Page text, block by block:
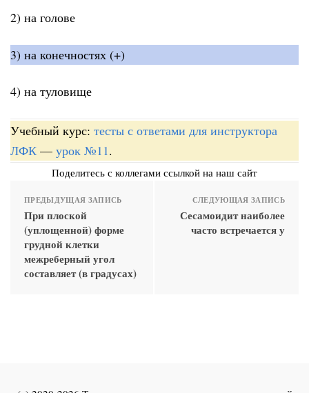
2) на голове
3) на конечностях (+)
4) на туловище
Учебный курс: тесты с ответами для инструктора
ЛФК — урок №11.
Поделитесь с коллегами ссылкой на наш сайт
ПРЕДЫДУЩАЯ ЗАПИСЬ
При плоской
(уплощенной) форме
грудной клетки
межреберный угол
составляет (в градусах)
СЛЕДУЮЩАЯ ЗАПИСЬ
Сесамоидит наиболее
часто встречается у